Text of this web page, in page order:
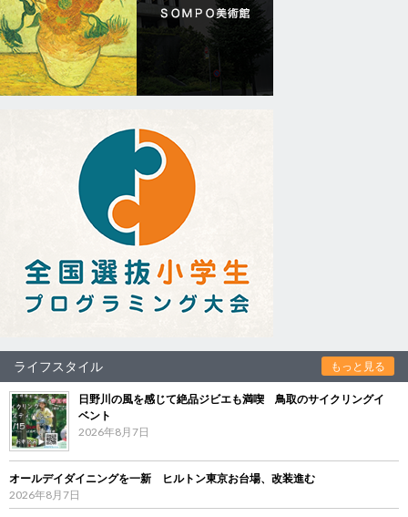
ライフスタイル もっと見る
日野川の風を感じて絶品ジビエも満喫 鳥取のサイクリングイ
ベント
2026年8月7日
オールデイダイニングを一新 ヒルトン東京お台場、改装進む
2026年8月7日